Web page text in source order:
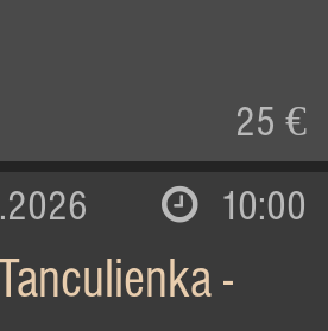
25 €
10:00
-